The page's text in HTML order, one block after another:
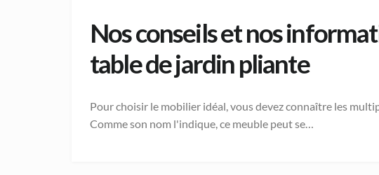
Nos conseils et nos
table de jardin pliante
Pour choisir le mobilier idéal, vous devez connaître les
Comme son nom l'indique, ce meuble peut se…